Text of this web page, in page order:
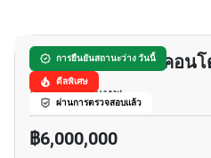
การยืนยันสถานะว่าง วันนี้
ดีลพิเศษ
ผ่านการตรวจสอบแล้ว
บ้านราชประสงค์ คอนโ
ลุมพินี, กรุงเทพ
฿6,000,000